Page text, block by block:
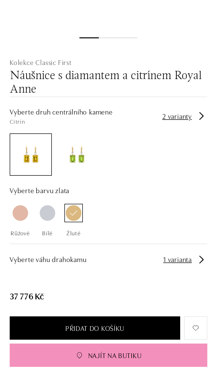
Kolekce Classic First
Náušnice s diamantem a citrínem Royal
Anne
Vyberte druh centrálního kamene
Citrín
2 varianty
Vyberte barvu zlata
Růžové Bílé Žluté
Vyberte váhu drahokamu 1 varianta
37 776 Kč
PŘIDAT DO KOŠÍKU
NAJÍT NA BUTIKU